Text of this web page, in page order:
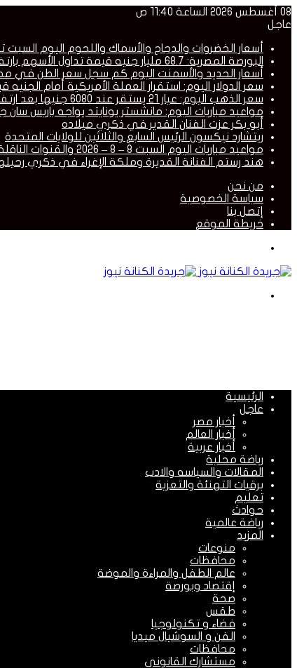
08 أغسطس 2026 الساعة 11:40 ص
عاجل
أسعار الخضروات والدجاج والأسماك واللحوم اليوم
البورصة المصرية: 68.7 مليار جنيه قيمة تداول الأسهم بارتفاع 24.2% خلال أسبوع
أسعار الحديد والأسمنت اليوم كم سجل سعر الطن في
سعر الدولار اليوم: استقرار العملة الأمريكية أمام
سعر الذهب اليوم: عيار 21 يستقر عند 6080 جنيها بعد ارتفاع 100 جنيه
مواعيد مباريات اليوم: مانشستر يونايتد يواجه باريس
أبو بكر عزت الفنان القدير في ذكري ميلاده
ريتشارد نيكسون الرئيس السابع والثلاثين للولايات المتحدة
مواعيد مباريات اليوم السبت 8 – 8 – 2026 والقنوات الناقلة
هند رستم الفنانة القديرة وملكة الإغراء في ذكري
من نحن
سياسة الخصوصية
إتصل بنا
خريطة الموقع
الرئيسية
عاجل
أخبار مصر
أخبار العالم
أخبار عربية
رياضة محلية
المقالات والسياسه والادب
برقيات التهنئة والتعزية
تعليم
حوادث
رياضة عالمية
المزيد
منوعات
محافظات
عالم الطفل والمراءة والموضة
إقتصاد وبورصة
صحة
طقس
فضاء و تكنولوجيا
الفن و السوشيال ميديا
محافظات
مستشارك القانونى